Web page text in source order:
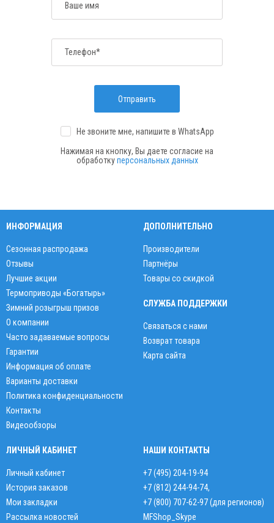
Ваше имя
Телефон*
Отправить
Не звоните мне, напишите в WhatsApp
Нажимая на кнопку, Вы даете согласие на
обработкуперсональных данных
ИНФОРМАЦИЯ
Сезонная распродажа
Отзывы
Лучшие акции
Термоприводы «Богатырь»
Зимний розыгрыш призов
О компании
Часто задаваемые вопросы
Гарантии
Информация об оплате
Варианты доставки
Политика конфиденциальности
Контакты
Видеообзоры
ДОПОЛНИТЕЛЬНО
Производители
Партнёры
Товары со скидкой
СЛУЖБА ПОДДЕРЖКИ
Связаться с нами
Возврат товара
Карта сайта
ЛИЧНЫЙ КАБИНЕТ
Личный кабинет
История заказов
Мои закладки
Рассылка новостей
НАШИ КОНТАКТЫ
+7 (495) 204-19-94
+7 (812) 244-94-74,
+7 (800) 707-62-97 (для регионов)
MFShop_Skype